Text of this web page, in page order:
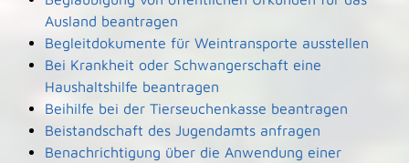
Ausland beantragen
Begleitdokumente für Weintransporte ausstellen
Bei Krankheit oder Schwangerschaft eine
Haushaltshilfe beantragen
Beihilfe bei der Tierseuchenkasse beantragen
Beistandschaft des Jugendamts anfragen
Benachrichtigung über die Anwendung einer